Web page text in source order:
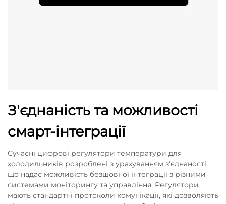
З'єднаність та можливості
смарт-інтеграції
Сучасні цифрові регулятори температури для
холодильників розроблені з урахуванням з'єднаності,
що надає можливість безшовної інтеграції з різними
системами моніторингу та управління. Регулятори
мають стандартні протоколи комунікації, які дозволяють